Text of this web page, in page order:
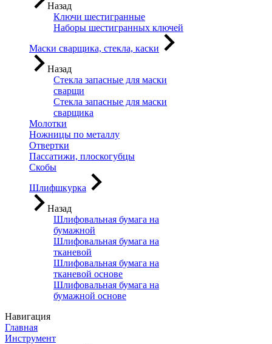
Назад
Ключи шестигранные
Наборы шестигранных ключей
Маски сварщика, стекла, каски
Назад
Стекла запасные для маски
сварщи
Стекла запасные для маски
сварщика
Молотки
Ножницы по металлу
Отвертки
Пассатижи, плоскогубцы
Скобы
Шлифшкурка
Назад
Шлифовальная бумага на
бумажной
Шлифовальная бумага на
тканевой
Шлифовальная бумага на
тканевой основе
Шлифовальная бумага на
бумажной основе
Навигация
Главная
Инструмент